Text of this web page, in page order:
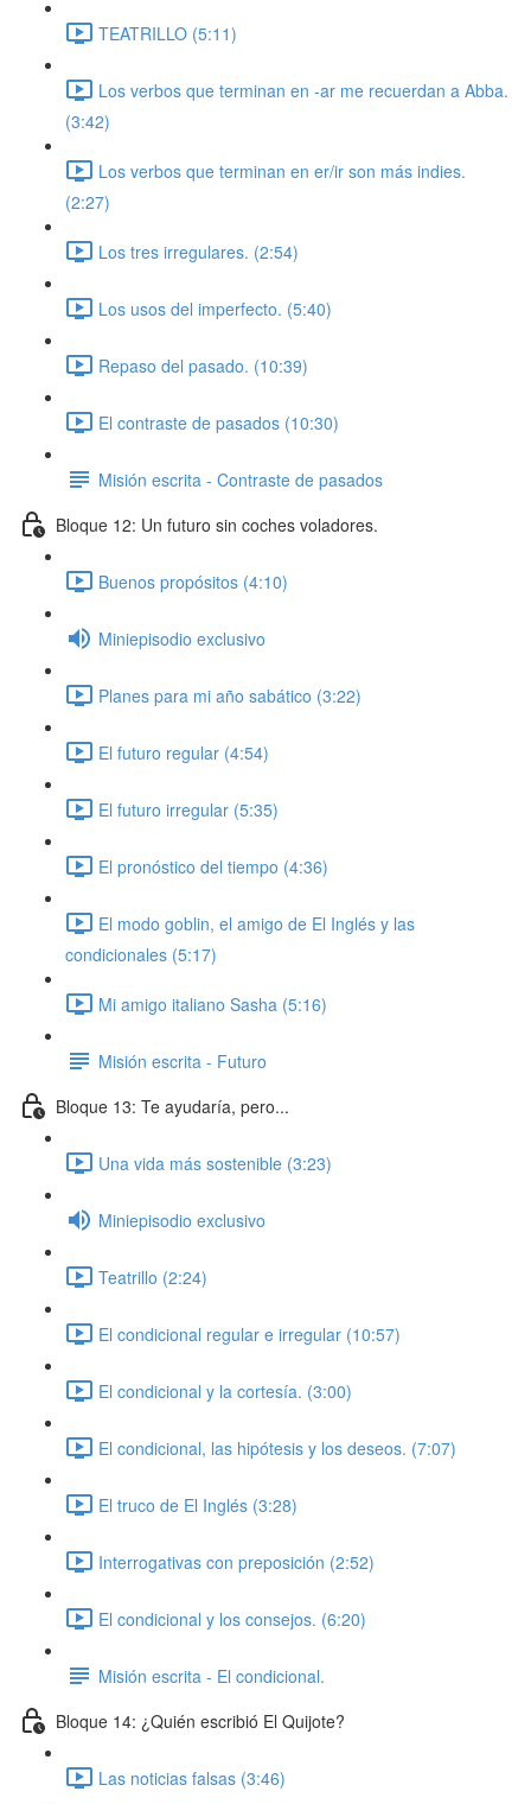
TEATRILLO (5:11)
Los verbos que terminan en -ar me recuerdan a Abba.
(3:42)
Los verbos que terminan en er/ir son más indies.
(2:27)
Los tres irregulares. (2:54)
Los usos del imperfecto. (5:40)
Repaso del pasado. (10:39)
El contraste de pasados (10:30)
Misión escrita - Contraste de pasados
Bloque 12: Un futuro sin coches voladores.
Buenos propósitos (4:10)
Miniepisodio exclusivo
Planes para mi año sabático (3:22)
El futuro regular (4:54)
El futuro irregular (5:35)
El pronóstico del tiempo (4:36)
El modo goblin, el amigo de El Inglés y las
condicionales (5:17)
Mi amigo italiano Sasha (5:16)
Misión escrita - Futuro
Bloque 13: Te ayudaría, pero...
Una vida más sostenible (3:23)
Miniepisodio exclusivo
Teatrillo (2:24)
El condicional regular e irregular (10:57)
El condicional y la cortesía. (3:00)
El condicional, las hipótesis y los deseos. (7:07)
El truco de El Inglés (3:28)
Interrogativas con preposición (2:52)
El condicional y los consejos. (6:20)
Misión escrita - El condicional.
Bloque 14: ¿Quién escribió El Quijote?
Las noticias falsas (3:46)